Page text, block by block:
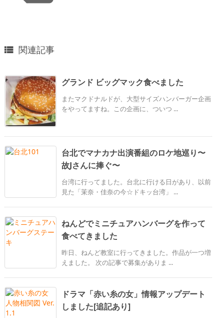
 関連記事
グランド ビッグマック食べました
またマクドナルドが、大型サイズハンバーガー企画
をやってますね。この企画に、ついつ ...
台北でマナカナ出演番組のロケ地巡り〜
故Jさんに捧ぐ〜
台湾に行ってました。台北に行ける日があり、以前
見た「茉奈・佳奈の今☆ドキッ台湾」 ...
ねんどでミニチュアハンバーグを作って
食べてきました
昨日、ねんど教室に行ってきました。作品が一つ増
えました。 次の記事で募集がありま ...
ドラマ「赤い糸の女」情報アップデート
しました[追記あり]